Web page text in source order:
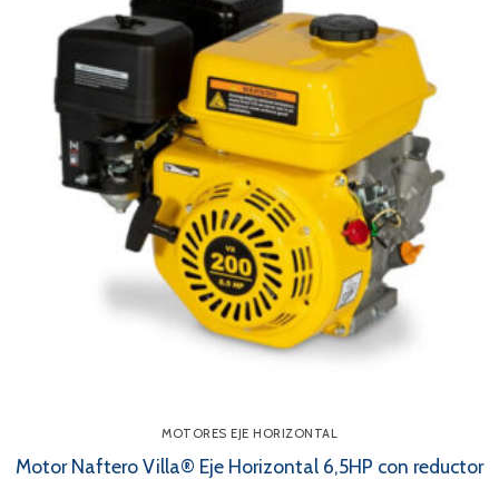
MOTORES EJE HORIZONTAL
Motor Naftero Villa® Eje Horizontal 6,5HP con reductor